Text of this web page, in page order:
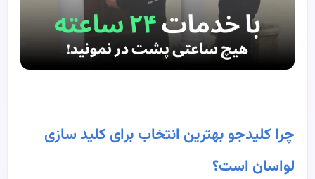
چرا کلیدجو بهترین انتخاب برای کلید سازی
لواسان است؟